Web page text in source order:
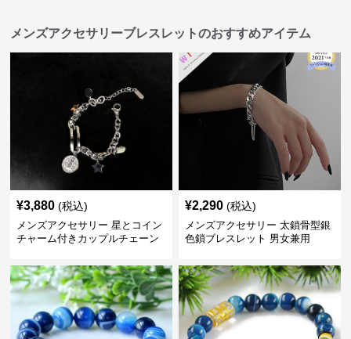
メンズアクセサリーブレスレットのおすすめアイテム
¥3,880 (税込)
メンズアクセサリー 星とコイン
チャーム付きカップルチェーン
¥2,290 (税込)
メンズアクセサリー 太鎖骨型銀
色鎖ブレスレット 男女兼用